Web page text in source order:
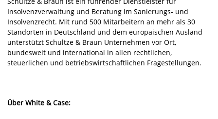
Insolvenzverwaltung und Beratung im Sanierungs- und
Insolvenzrecht. Mit rund 500 Mitarbeitern an mehr als 30
Standorten in Deutschland und dem europäischen Ausland
unterstützt Schultze & Braun Unternehmen vor Ort,
bundesweit und international in allen rechtlichen,
steuerlichen und betriebswirtschaftlichen Fragestellungen.
Über White & Case: